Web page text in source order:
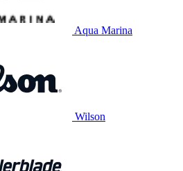
Aqua Marina
Wilson